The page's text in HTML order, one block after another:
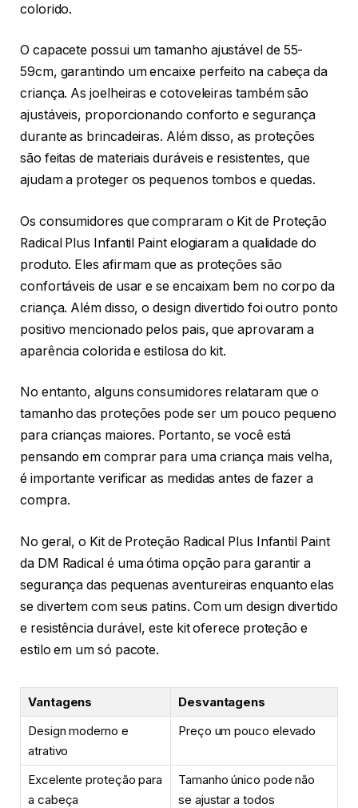
colorido.
O capacete possui um tamanho ajustável de 55-
59cm, garantindo um encaixe perfeito na cabeça da
criança. As joelheiras e cotoveleiras também são
ajustáveis, proporcionando conforto e segurança
durante as brincadeiras. Além disso, as proteções
são feitas de materiais duráveis e resistentes, que
ajudam a proteger os pequenos tombos e quedas.
Os consumidores que compraram o Kit de Proteção
Radical Plus Infantil Paint elogiaram a qualidade do
produto. Eles afirmam que as proteções são
confortáveis de usar e se encaixam bem no corpo da
criança. Além disso, o design divertido foi outro ponto
positivo mencionado pelos pais, que aprovaram a
aparência colorida e estilosa do kit.
No entanto, alguns consumidores relataram que o
tamanho das proteções pode ser um pouco pequeno
para crianças maiores. Portanto, se você está
pensando em comprar para uma criança mais velha,
é importante verificar as medidas antes de fazer a
compra.
No geral, o Kit de Proteção Radical Plus Infantil Paint
da DM Radical é uma ótima opção para garantir a
segurança das pequenas aventureiras enquanto elas
se divertem com seus patins. Com um design divertido
e resistência durável, este kit oferece proteção e
estilo em um só pacote.
Vantagens
Desvantagens
Design moderno e
atrativo
Preço um pouco elevado
Excelente proteção para
a cabeça
Tamanho único pode não
se ajustar a todos